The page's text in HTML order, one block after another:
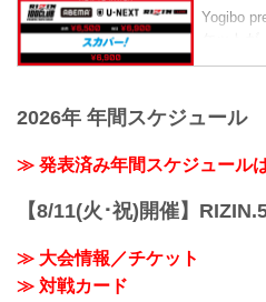
宮線・高
所英男
RIZIN
Yogibo
ケット
100
の7月27
況・解説
RIZIN.3
2026年 年間スケジュール
≫ 発表済み年間スケジュール
【8/11(火･祝)開催】
≫ 大会情報／チケット
≫ 対戦カード